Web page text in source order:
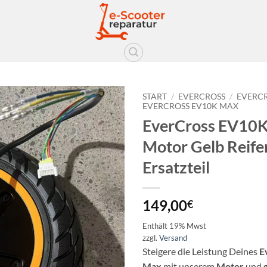
Auf die
Wunschliste
START / EVERCROSS /
EVERCROSS EV10K MAX
EverCross
Motor Gelb
Ersatzteil
149,00€
Enthält 19% Mwst
zzgl. Versand
Steigere die Leistung Deines